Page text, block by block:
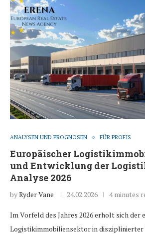
ANALYSEN UND PROGNOSEN FÜR PROFIS
Europäischer
und Entwicklung der
Analyse 2026
byRyder Vane 24.02.2026 4 minutes
Im Vorfeld des Jahres 2026 erholt sich der
Logistikimmobiliensektor in disziplinierter